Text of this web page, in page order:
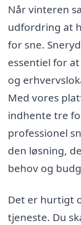
Når vinteren
udfordring at
for sne.
essentiel for
og
Med vores
indhente tre
professionel
den løsning,
behov og
Det er hurtigt
tjeneste. Du